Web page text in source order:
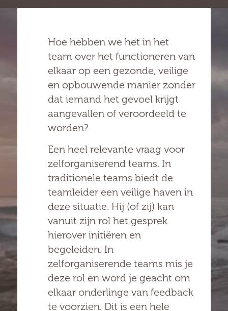
Hoe hebben we het in het
team over het functioneren van
elkaar op een gezonde, veilige
en opbouwende manier zonder
dat iemand het gevoel krijgt
aangevallen of veroordeeld te
worden?
Een heel relevante vraag voor
zelforganiserend teams. In
traditionele teams biedt de
teamleider een veilige haven in
deze situatie. Hij (of zij) kan
vanuit zijn rol het gesprek
hierover initiëren en
begeleiden. In
zelforganiserende teams mis je
deze rol en word je geacht om
elkaar onderlinge van feedback
te voorzien. Dit is een hele